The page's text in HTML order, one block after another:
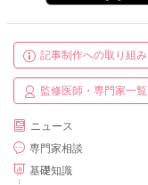
記事制作への取り組み
監修医師・専門家一覧
ニュース
専門家相談
基礎知識